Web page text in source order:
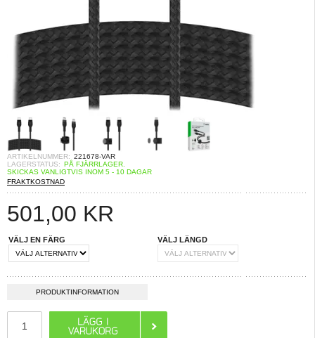
ARTIKELNUMMER: 221678-VAR
LAGERSTATUS: PÅ FJÄRRLAGER.
SKICKAS VANLIGTVIS INOM 5 - 10 DAGAR
FRAKTKOSTNAD
501,00 KR
VÄLJ EN FÄRG VÄLJ LÄNGD
PRODUKTINFORMATION